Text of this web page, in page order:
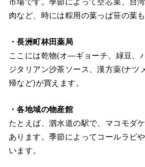
肉など、時には粽用の葉っぱ笹の葉
・長洲町林田薬局
ここには乾物(オ―ギョーチ、緑豆、
ジタリアン沙茶ソース、漢方薬(ナツ
帰など)が買えます。
・各地域の物産館
たとえば、泗水道の駅で、マコモダ
あります。季節によってコールラビ
います。